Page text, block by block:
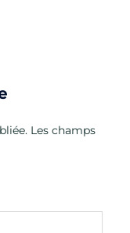
Les champs